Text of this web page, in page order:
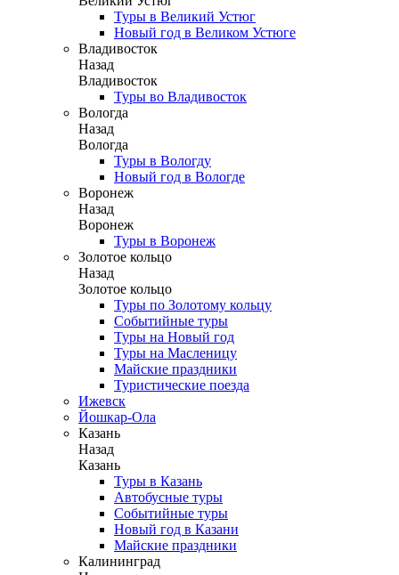
Туры в Великий Устюг
Новый год в Великом Устюге
Владивосток
Назад
Владивосток
Туры во Владивосток
Вологда
Назад
Вологда
Туры в Вологду
Новый год в Вологде
Воронеж
Назад
Воронеж
Туры в Воронеж
Золотое кольцо
Назад
Золотое кольцо
Туры по Золотому кольцу
Событийные туры
Туры на Новый год
Туры на Масленицу
Майские праздники
Туристические поезда
Ижевск
Йошкар-Ола
Казань
Назад
Казань
Туры в Казань
Автобусные туры
Событийные туры
Новый год в Казани
Майские праздники
Калининград